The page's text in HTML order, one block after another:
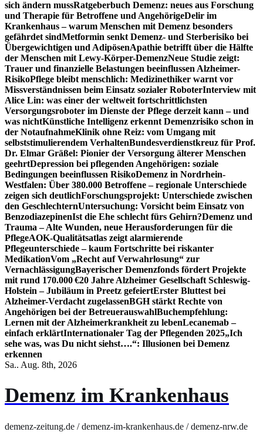
sich ändern mussRatgeberbuch Demenz: neues aus Forschung
und Therapie für Betroffene und AngehörigeDelir im
Krankenhaus – warum Menschen mit Demenz besonders
gefährdet sindMetformin senkt Demenz- und Sterberisiko bei
Übergewichtigen und AdipösenApathie betrifft über die Hälfte
der Menschen mit Lewy-Körper-DemenzNeue Studie zeigt:
Trauer und finanzielle Belastungen beeinflussen Alzheimer-
RisikoPflege bleibt menschlich: Medizinethiker warnt vor
Missverständnissen beim Einsatz sozialer RoboterInterview mit
Alice Lin: was einer der weltweit fortschrittlichsten
Versorgungsroboter im Dienste der Pflege derzeit kann – und
was nichtKünstliche Intelligenz erkennt Demenzrisiko schon in
der NotaufnahmeKlinik ohne Reiz: vom Umgang mit
selbststimulierendem VerhaltenBundesverdienstkreuz für Prof.
Dr. Elmar Gräßel: Pionier der Versorgung älterer Menschen
geehrtDepression bei pflegenden Angehörigen: soziale
Bedingungen beeinflussen RisikoDemenz in Nordrhein-
Westfalen: Über 380.000 Betroffene – regionale Unterschiede
zeigen sich deutlichForschungsprojekt: Unterschiede zwischen
den GeschlechternUntersuchung: Vorsicht beim Einsatz von
BenzodiazepinenIst die Ehe schlecht fürs Gehirn?Demenz und
Trauma – Alte Wunden, neue Herausforderungen für die
PflegeAOK-Qualitätsatlas zeigt alarmierende
Pflegeunterschiede – kaum Fortschritte bei riskanter
MedikationVom „Recht auf Verwahrlosung“ zur
VernachlässigungBayerischer Demenzfonds fördert Projekte
mit rund 170.000 €20 Jahre Alzheimer Gesellschaft Schleswig-
Holstein – Jubiläum in Preetz gefeiertErster Bluttest bei
Alzheimer-Verdacht zugelassenBGH stärkt Rechte von
Angehörigen bei der BetreuerauswahlBuchempfehlung:
Lernen mit der Alzheimerkrankheit zu lebenLecanemab –
einfach erklärtInternationaler Tag der Pflegenden 2025„Ich
sehe was, was Du nicht siehst….“: Illusionen bei Demenz
erkennen
Sa.. Aug. 8th, 2026
Demenz im Krankenhaus
demenz-zeitung.de / demenz-im-krankenhaus.de / demenz-nrw.de